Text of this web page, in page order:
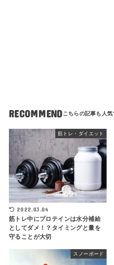
RECOMMEND
筋トレ・ダイエット
2022.03.04
筋トレ中にプロテインは水分補給
としてダメ！？タイミングと量を
守ることが大切
スノーボード